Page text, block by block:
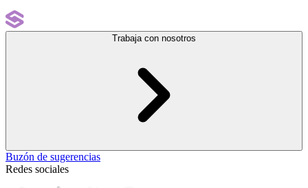
Trabaja con nosotros
Buzón de sugerencias
Redes sociales